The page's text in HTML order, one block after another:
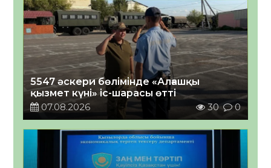
5547 әскери бөлімінде «Алғашқы
қызмет күні» іс-шарасы өтті
07.08.2026
30 0